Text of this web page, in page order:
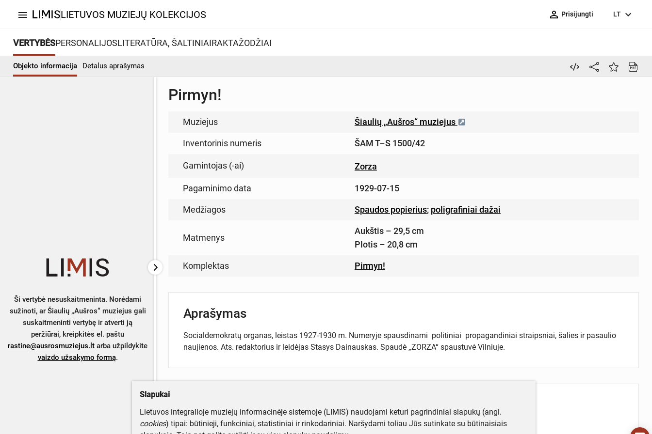
menu LIETUVOS MUZIEJŲ KOLEKCIJOS person_outline Prisijungti LT expand_more
VERTYBĖSPERSONALIJOSLITERATŪRA, ŠALTINIAIRAKTAŽODŽIAI
Objekto informacija Detalus aprašymas
Ši vertybė nesuskaitmeninta. Norėdami
sužinoti, ar Šiaulių „Aušros“ muziejus gali
suskaitmeninti vertybę ir atverti ją
peržiūrai, kreipkitės el. paštu
rastine@ausrosmuziejus.lt arba užpildykite
vaizdo užsakymo formą.
Pirmyn!
Muziejus Šiaulių „Aušros“ muziejus
Inventorinis numeris ŠAM T–S 1500/42
Gamintojas (-ai) Zorza
Pagaminimo data 1929-07-15
Medžiagos Spaudos popierius; poligrafiniai dažai
Matmenys
Aukštis – 29,5 cm
Plotis – 20,8 cm
Komplektas Pirmyn!
Aprašymas
Socialdemokratų organas, leistas 1927-1930 m. Numeryje spausdinami politiniai propagandiniai straipsniai, šalies ir pasaulio
naujienos. Ats. redaktorius ir leidėjas Stasys Dainauskas. Spaudė „ZORZA“ spaustuvė Vilniuje.
Parašykite mums!
Slapukai
Lietuvos integralioje muziejų informacinėje sistemoje (LIMIS) naudojami keturi pagrindiniai slapukų (angl.
cookies) tipai: būtinieji, funkciniai, statistiniai ir rinkodariniai. Naršydami toliau Jūs sutinkate su būtinaisiais